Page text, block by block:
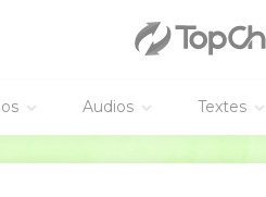
Audios Textes
vous en présence de Christ,
Satan l’avantage sur nous, car
à Troas
Troas pour l’Évangile du Christ,
parce que je n’ai pas trouvé